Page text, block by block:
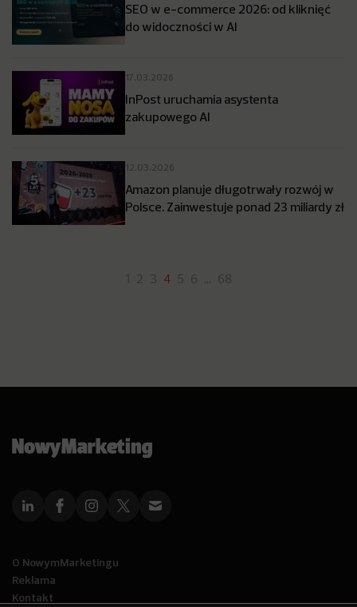
SEO w e-commerce 2026: od kliknięć
do widoczności w AI
17.03.2026
InPost uruchamia asystenta
zakupowego AI
12.03.2026
Amazon planuje długotrwały rozwój w
Polsce. Zainwestuje ponad 23 miliardy zł
2 3 4 5 6 … 68
O NowymMarketingu
Reklama
Kontakt